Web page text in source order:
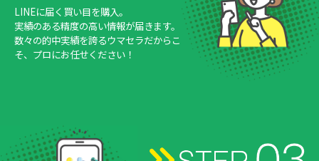
LINEに届く買い目を購入。
実績のある精度の高い情報が届きます。
数々の的中実績を誇るウマセラだからこ
そ、プロにお任せください！